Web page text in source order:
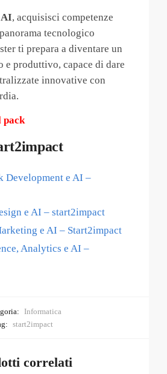
AI, acquisisci competenze
tecnologico
ti prepara a diventare un
e produttivo, capace di dare
innovative con
pack
Development e AI –
e AI – start2impact
e AI – Start2impact
Analytics e AI –
Informatica
start2impact
correlati